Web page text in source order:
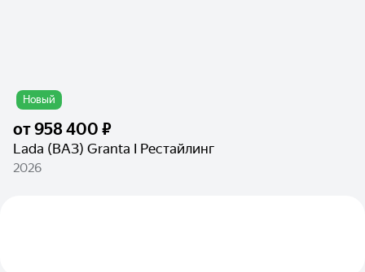
Новый
от958 400 ₽
Lada (ВАЗ) Granta I Рестайлинг
2026